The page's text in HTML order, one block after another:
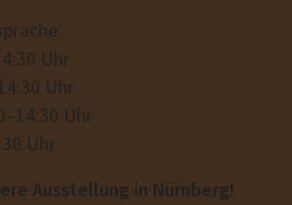
Uhr
Uhr
Uhr
Uhr
Ausstellung in Nürnberg!